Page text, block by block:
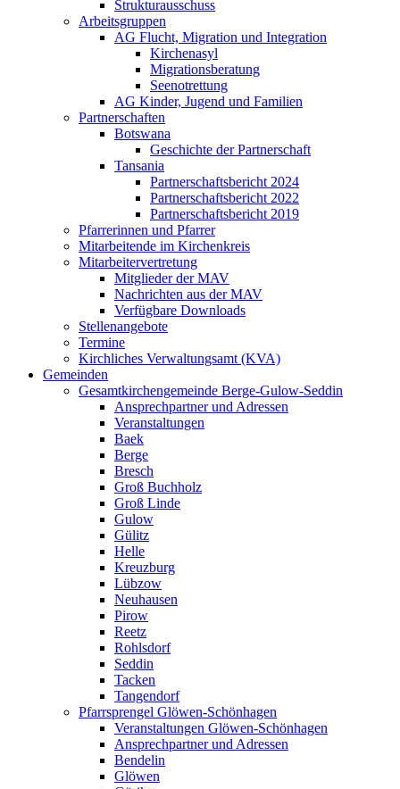
Strukturausschuss
Arbeitsgruppen
AG Flucht, Migration und Integration
Kirchenasyl
Migrationsberatung
Seenotrettung
AG Kinder, Jugend und Familien
Partnerschaften
Botswana
Geschichte der Partnerschaft
Tansania
Partnerschaftsbericht 2024
Partnerschaftsbericht 2022
Partnerschaftsbericht 2019
Pfarrerinnen und Pfarrer
Mitarbeitende im Kirchenkreis
Mitarbeitervertretung
Mitglieder der MAV
Nachrichten aus der MAV
Verfügbare Downloads
Stellenangebote
Termine
Kirchliches Verwaltungsamt (KVA)
Gemeinden
Gesamtkirchengemeinde Berge-Gulow-Seddin
Ansprechpartner und Adressen
Veranstaltungen
Baek
Berge
Bresch
Groß Buchholz
Groß Linde
Gulow
Gülitz
Helle
Kreuzburg
Lübzow
Neuhausen
Pirow
Reetz
Rohlsdorf
Seddin
Tacken
Tangendorf
Pfarrsprengel Glöwen-Schönhagen
Veranstaltungen Glöwen-Schönhagen
Ansprechpartner und Adressen
Bendelin
Glöwen